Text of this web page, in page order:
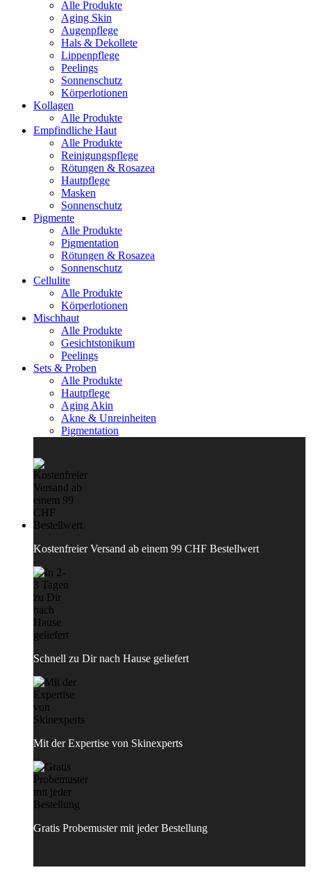
Alle Produkte
Aging Skin
Augenpflege
Hals & Dekollete
Lippenpflege
Peelings
Sonnenschutz
Körperlotionen
Kollagen
Alle Produkte
Empfindliche Haut
Alle Produkte
Reinigungspflege
Rötungen & Rosazea
Hautpflege
Masken
Sonnenschutz
Pigmente
Alle Produkte
Pigmentation
Rötungen & Rosazea
Sonnenschutz
Cellulite
Alle Produkte
Körperlotionen
Mischhaut
Alle Produkte
Gesichtstonikum
Peelings
Sets & Proben
Alle Produkte
Hautpflege
Aging Akin
Akne & Unreinheiten
Pigmentation
Kostenfreier Versand ab einem 99 CHF Bestellwert
Schnell zu Dir nach Hause geliefert
Mit der Expertise von Skinexperts
Gratis Probemuster mit jeder Bestellung